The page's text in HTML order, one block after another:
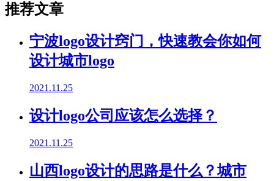
推荐文章
宁波logo设计窍门，快速教会你如何
设计城市logo
2021.11.25
设计logo公司应该怎么选择？
2021.11.25
山西logo设计的思路是什么？城市